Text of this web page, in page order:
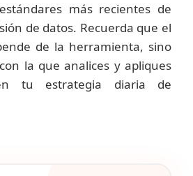
más recientes de
de datos. Recuerda que el
de la herramienta, sino
la que analices y apliques
tu estrategia diaria de